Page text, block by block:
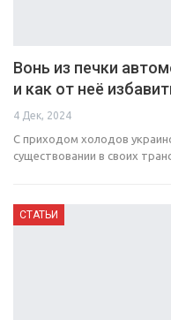
Вонь из печки
и как от неё
4 Дек, 2024
С приходом холодов
существовании в своих
СТАТЬИ